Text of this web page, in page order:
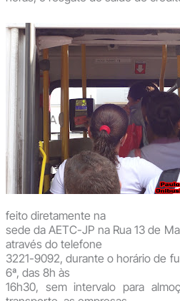
feito diretamente na
sede da AETC-JP na Rua 13 de
através do telefone
3221-9092, durante o horário de
6ª, das 8h às
16h30, sem intervalo para